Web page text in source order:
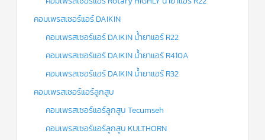
คอมเพรสเซอร์แอร์ DAIKIN
คอมเพรสเซอร์แอร์ DAIKIN น้ำยาแอร์ R22
คอมเพรสเซอร์แอร์ DAIKIN น้ำยาแอร์ R410A
คอมเพรสเซอร์แอร์ DAIKIN น้ำยาแอร์ R32
คอมเพรสเซอร์แอร์ลูกสูบ
คอมเพรสเซอร์แอร์ลูกสูบ Tecumseh
คอมเพรสเซอร์แอร์ลูกสูบ KULTHORN